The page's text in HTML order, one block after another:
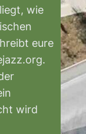
wie
eure
wird